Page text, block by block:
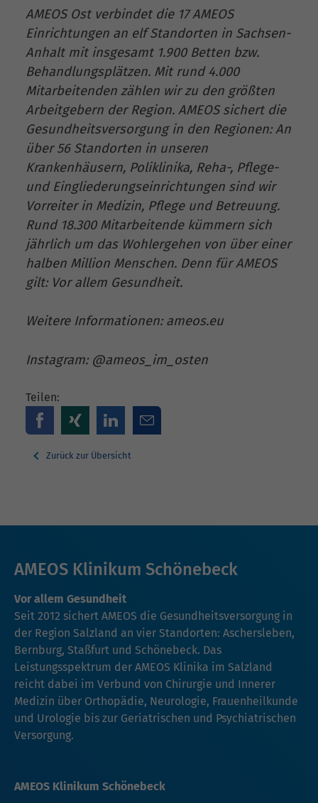
AMEOS Ost verbindet die 17 AMEOS
Einrichtungen an elf Standorten in Sachsen-
Anhalt mit insgesamt 1.900 Betten bzw.
Behandlungsplätzen. Mit rund 4.000
Mitarbeitenden zählen wir zu den größten
Arbeitgebern der Region. AMEOS sichert die
Gesundheitsversorgung in den Regionen: An
über 56 Standorten in unseren
Krankenhäusern, Poliklinika, Reha-, Pflege-
und Eingliederungseinrichtungen sind wir
Vorreiter in Medizin, Pflege und Betreuung.
Rund 18.300 Mitarbeitende kümmern sich
jährlich um das Wohlergehen von über einer
halben Million Menschen. Denn für AMEOS
gilt: Vor allem Gesundheit.
Weitere Informationen: ameos.eu
Instagram: @ameos_im_osten
Teilen:
Zurück zur Übersicht
AMEOS Klinikum Schönebeck
Vor allem Gesundheit
Seit 2012 sichert AMEOS die Gesundheitsversorgung in
der Region Salzland an vier Standorten: Aschersleben,
Bernburg, Staßfurt und Schönebeck. Das
Leistungsspektrum der AMEOS Klinika im Salzland
reicht dabei im Verbund von Chirurgie und Innerer
Medizin über Orthopädie, Neurologie, Frauenheilkunde
und Urologie bis zur Geriatrischen und Psychiatrischen
Versorgung.
AMEOS Klinikum Schönebeck